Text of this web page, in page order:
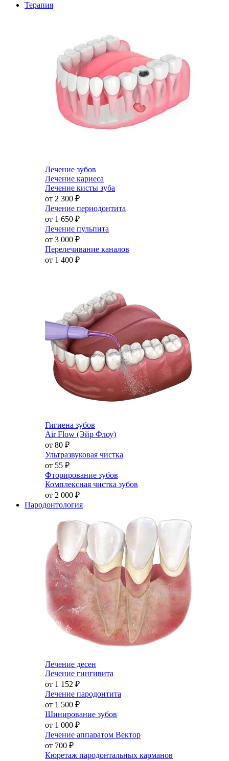
Терапия
Лечение зубов
Лечение кариеса
Лечение кисты зуба
от 2 300 ₽
Лечение периодонтита
от 1 650 ₽
Лечение пульпита
от 3 000 ₽
Перелечивание каналов
от 1 400 ₽
Гигиена зубов
Air Flow (Эйр Флоу)
от 80 ₽
Ультразвуковая чистка
от 55 ₽
Фторирование зубов
Комплексная чистка зубов
от 2 000 ₽
Пародонтология
Лечение десен
Лечение гингивита
от 1 152 ₽
Лечение пародонтита
от 1 500 ₽
Шинирование зубов
от 1 000 ₽
Лечение аппаратом Вектор
от 700 ₽
Кюретаж пародонтальных карманов